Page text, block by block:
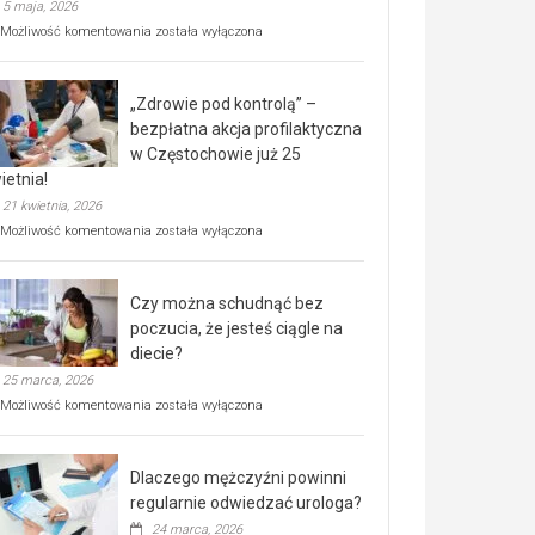
5 maja, 2026
Możliwość komentowania Rusza
rehabilitacji
dla
seniorów!
została wyłączona
„Zdrowie pod kontrolą” –
bezpłatna akcja profilaktyczna
w Częstochowie już 25
21 kwietnia, 2026
Możliwość komentowania „Zdrowie
bezpłatna
akcja
profilaktyczna
w
już
kwietnia!
została wyłączona
Czy można schudnąć bez
poczucia, że jesteś ciągle na
diecie?
25 marca, 2026
Możliwość komentowania Czy
poczucia,
że
została wyłączona
Dlaczego mężczyźni powinni
regularnie odwiedzać urologa?
24 marca, 2026